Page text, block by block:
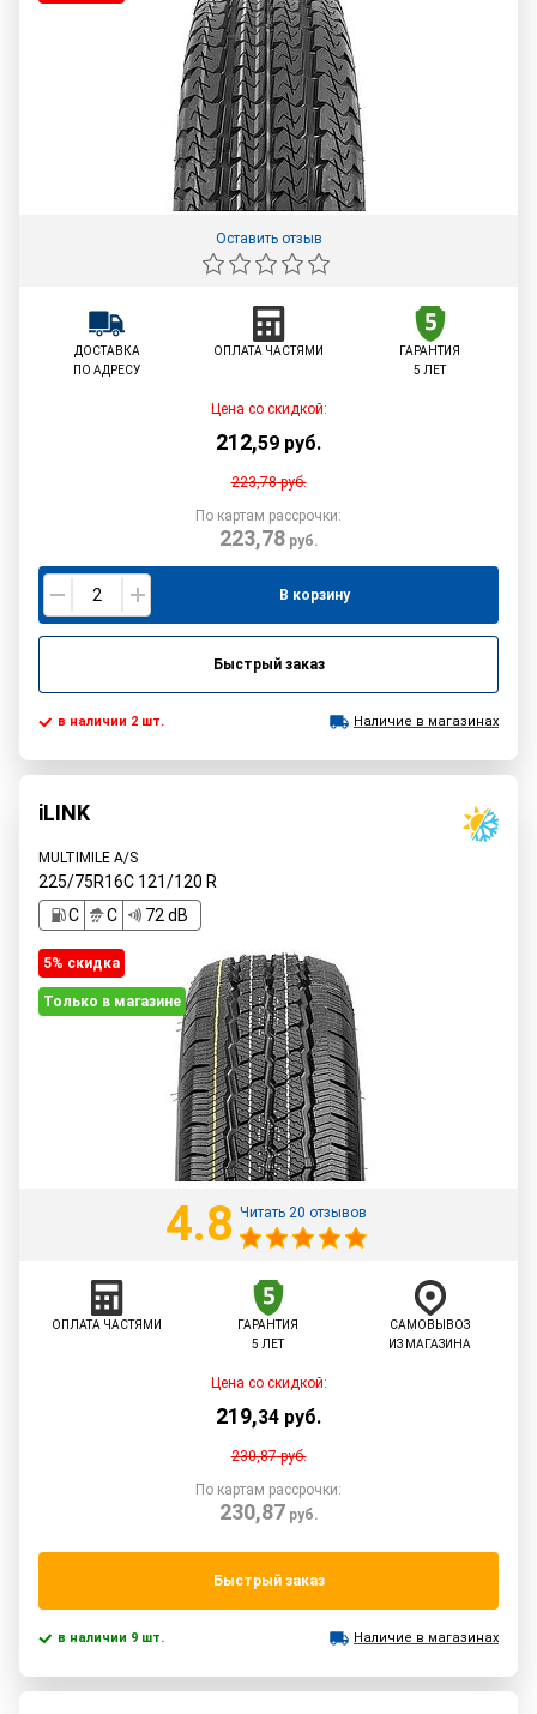
Оставить отзыв
ДОСТАВКА
ПО АДРЕСУ
ОПЛАТА ЧАСТЯМИ
ГАРАНТИЯ
5 ЛЕТ
Цена со скидкой:
212,59 руб.
223,78руб.
По картам рассрочки:
223,78руб.
В корзину
Быстрый заказ
в наличии 2 шт. Наличие в магазинах
iLINK
MULTIMILE A/S
225/75R16C 121/120 R
C
C 72 dB
5% cкидка
Только в магазине
4.8 Читать 20 отзывов
ОПЛАТА ЧАСТЯМИ
ГАРАНТИЯ
5 ЛЕТ
САМОВЫВОЗ
ИЗ МАГАЗИНА
Цена со скидкой:
219,34 руб.
230,87руб.
По картам рассрочки:
230,87 руб.
Быстрый заказ
в наличии 9 шт. Наличие в магазинах